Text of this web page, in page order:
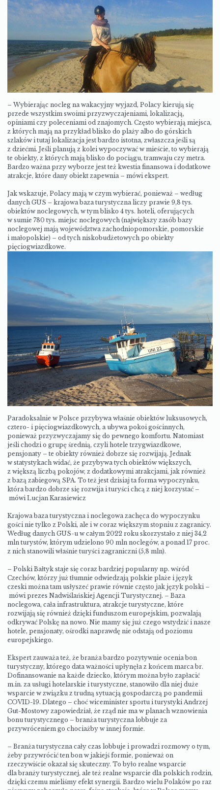
– Wybierając nocleg na wakacyjny wyjazd, Polacy kierują się
przede wszystkim swoimi przyzwyczajeniami, lokalizacją,
opiniami czy poleceniami od znajomych. Często wybierają miejsca,
z których mają na przykład blisko do plaży albo do górskich
szlaków i tutaj lokalizacja jest bardzo istotna, zwłaszcza jeśli są
z dziećmi. Jeśli planują z kolei wypoczywać w mieście, to wybierają
te obiekty, z których mają blisko do pociągu, tramwaju czy metra.
Bardzo ważna przy wyborze jest też kwestia finansowa i dodatkowe
atrakcje, które dany obiekt zapewnia – mówi ekspert.
Jak wskazuje, Polacy mają w czym wybierać, ponieważ – według
danych GUS – krajowa baza turystyczna liczy prawie 9,8 tys.
obiektów noclegowych, w tym blisko 4 tys. hoteli, oferujących
w sumie 780 tys. miejsc noclegowych (największy zasób bazy
noclegowej mają województwa zachodniopomorskie, pomorskie
i małopolskie) – od tych niskobudżetowych po obiekty
pięciogwiazdkowe.
Paradoksalnie w Polsce przybywa właśnie obiektów luksusowych,
cztero- i pięciogwiazdkowych, a ubywa pokoi gościnnych,
ponieważ przyzwyczajamy się do pewnego komfortu. Natomiast
jeśli chodzi o grupę średnią, czyli hotele trzygwiazdkowe,
pensjonaty – te obiekty również dobrze się rozwijają. Jednak
w statystykach widać, że przybywa tych obiektów większych,
z większą liczbą pokojów, z dodatkowymi atrakcjami, jak również
z bazą zabiegową SPA. To też jest dzisiaj ta forma wypoczynku,
która bardzo dobrze się rozwija i turyści chcą z niej korzystać –
mówi Lucjan Karasiewicz
Krajowa baza turystyczna i noclegowa zachęca do wypoczynku
gości nie tylko z Polski, ale i w coraz większym stopniu z zagranicy.
Według danych GUS-u w całym 2022 roku skorzystało z niej 34,2
mln turystów, którym udzielono 90 mln noclegów, a ponad 17 proc.
z nich stanowili właśnie turyści zagraniczni (5,8 mln).
– Polski Bałtyk staje się coraz bardziej popularny np. wśród
Czechów, którzy już tłumnie odwiedzają polskie plaże i język
czeski można tam usłyszeć prawie równie często jak język polski –
mówi prezes Nadwiślańskiej Agencji Turystycznej. – Baza
noclegowa, cała infrastruktura, atrakcje turystyczne, które
rozwijają się również dzięki funduszom europejskim, pozwalają
odkrywać Polskę na nowo. Nie mamy się już czego wstydzić i nasze
hotele, pensjonaty, ośrodki naprawdę nie odstają od poziomu
europejskiego.
Ekspert zauważa też, że branża bardzo pozytywnie ocenia bon
turystyczny, którego data ważności upłynęła z końcem marca br.
Dofinansowanie na każde dziecko, którym można było zapłacić
m.in. za usługi hotelarskie i turystyczne, stanowiło dla niej duże
wsparcie w związku z trudną sytuacją gospodarczą po pandemii
COVID-19. Dlatego – choć wiceminister sportu i turystyki Andrzej
Gut-Mostowy zapowiedział, że rząd nie ma w planach wznowienia
bonu turystycznego – branża turystyczna lobbuje za
przywróceniem go chociażby w innej formie.
– Branża turystyczna cały czas lobbuje i prowadzi rozmowy o tym,
żeby przywrócić ten bon w jakiejś formie, ponieważ on
rzeczywiście okazał się skuteczny. To było realne wsparcie
dla branży turystycznej, ale też realne wsparcie dla polskich rodzin,
dzięki czemu mieliśmy efekt synergii. Bardzo wielu Polaków po raz